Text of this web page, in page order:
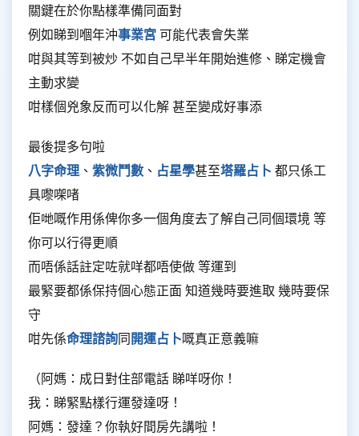
關鍵在於你點樣準備同面對
例如睇到嗰年沖事業宮可能代表會失業
咁與其等到被炒 不如自己早半年開始進修、睇定機會
主動求變
咁樣個兇象反而可以化解 甚至變成好事添
最後提多句啦
八字命理 、 紫微鬥數 、 占星學甚至塔羅占卜 都只係工
具嚟㗎啫
佢哋嘅作用係俾你多一個角度去了解自己同個環境 等
你可以行得更順
而唔係話註定咗就咩都唔使做 等運到
最緊要都係保持個心態正面 知道幾時要進取 幾時要保
守
咁先係命理諮詢同開運占卜嘅真正意義嘛
（阿媽：成日對住部電話 睇咩呀你！
我：睇緊點樣行運發達呀！
阿媽：發達？你執好間房先講啦！